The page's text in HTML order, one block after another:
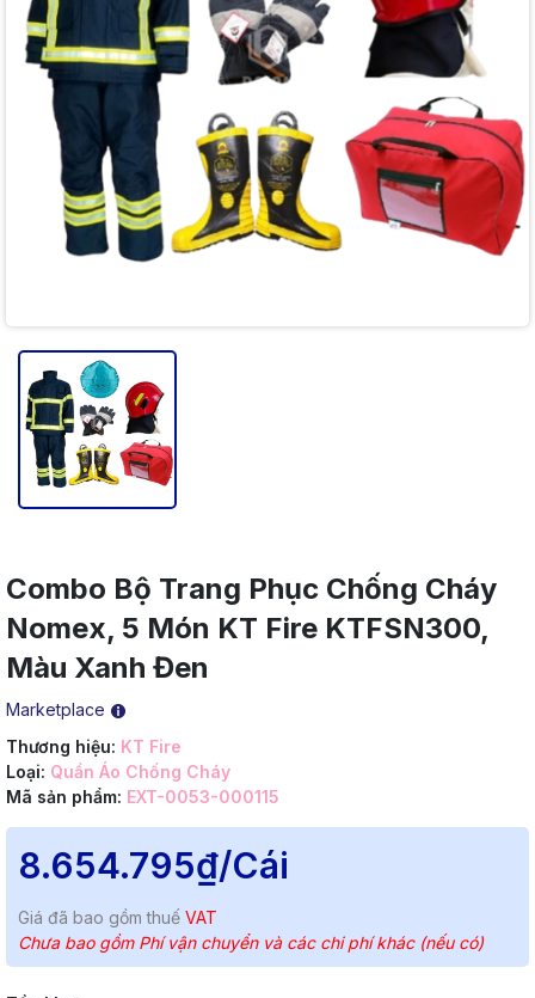
Combo Bộ Trang Phục Chống Cháy
Nomex, 5 Món KT Fire KTFSN300,
Màu Xanh Đen
Marketplace
Thương hiệu: KT Fire
Loại: Quần Áo Chống Cháy
Mã sản phẩm: EXT-0053-000115
8.654.795₫/Cái
Giá đã bao gồm thuế VAT
Chưa bao gồm Phí vận chuyển và các chi phí khác (nếu có)